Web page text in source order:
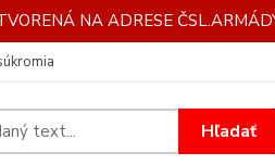
NA ADRESE
Hľadať